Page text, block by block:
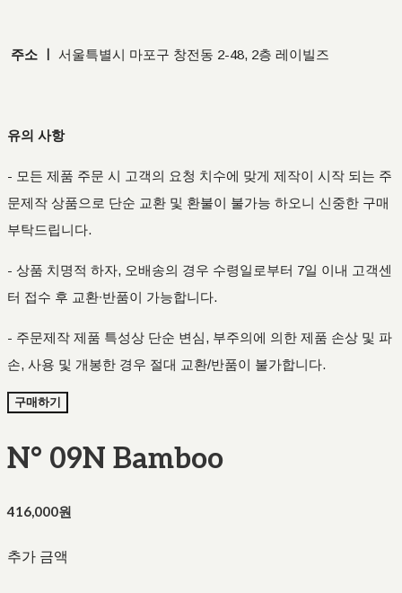
주소 ㅣ 서울특별시 마포구 창전동 2-48, 2층 레이빌즈
유의 사항
- 모든 제품 주문 시 고객의 요청 치수에 맞게 제작이 시작 되는 주
문제작 상품으로 단순 교환 및 환불이 불가능 하오니 신중한 구매
부탁드립니다.
- 상품 치명적 하자, 오배송의 경우 수령일로부터 7일 이내 고객센
터 접수 후 교환∙반품이 가능합니다.
- 주문제작 제품 특성상 단순 변심, 부주의에 의한 제품 손상 및 파
손, 사용 및 개봉한 경우 절대 교환/반품이 불가합니다.
구매하기
N° 09N Bamboo
416,000원
추가 금액